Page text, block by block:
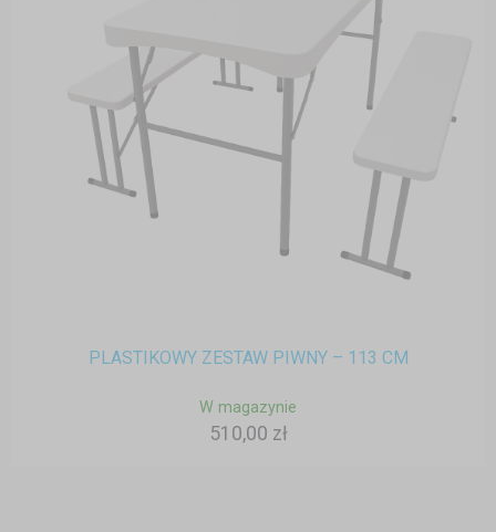
PLASTIKOWY ZESTAW PIWNY – 113 CM
W magazynie
510,00 zł